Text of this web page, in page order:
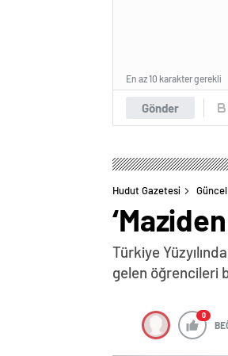
Gönder
En az 10 karakter gerekli
Hudut Gazetesi Güncel
Türkiye
gelen öğrencileri
0